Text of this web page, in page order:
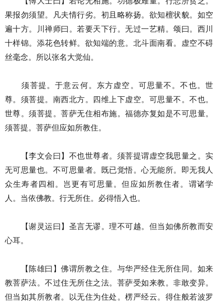
果报勿须望。凡夫情行劣。初且略称扬。欲知檀状貌。如空
遍十方。川禅师曰。若要天下行。无过一艺精。颂曰。西川
十样锦。添花色转鲜。欲知端的意。北斗面南看。虚空不碍
丝毫念。所以张名大觉仙。
须菩提。于意云何。东方虚空。可思量不。不也。世
尊。须菩提。南西北方。四维上下虚空。可思量不。不也。
世尊。须菩提。菩萨无住相布施。福德亦复如是不可思量。
须菩提。菩萨但应如所教住。
【李文会曰】不也世尊者。须菩提谓虚空我思量之。实
无可思量也。不可思量者。既已觉悟。心无能所。即无我人
众生寿者四相。岂更有可思量。但应如所教住者。谓诸学
人。当依佛教。行无所住。必得悟入也。
【谢灵运曰】圣言无谬。理不可越。但当如佛所教而安
心耳。
【陈雄曰】佛谓所教之住。与华严经住无所住同。如来
教菩萨法。不过住无所住之法。菩萨受如来教。非敢变异。
但当如其所教者。以无住为住处。楞严经云。得住般若波罗